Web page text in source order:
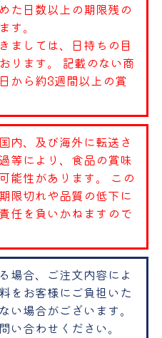
た日数以上の期限残の
す。
ましては、日持ちの目
ります。 記載のない商
から約3週間以上の賞
内、及び海外に転送さ
等により、食品の賞味
能性があります。 この
限切れや品質の低下に
任を負いかねますので
場合、ご注文内容によ
をお客様にご負担いた
い場合がございます。
い合わせください。